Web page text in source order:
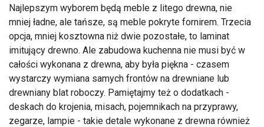
Najlepszym wyborem będą meble z litego drewna, nie
mniej ładne, ale tańsze, są meble pokryte fornirem. Trzecia
opcja, mniej kosztowna niż dwie pozostałe, to laminat
imitujący drewno. Ale zabudowa kuchenna nie musi być w
całości wykonana z drewna, aby była piękna - czasem
wystarczy wymiana samych frontów na drewniane lub
drewniany blat roboczy. Pamiętajmy też o dodatkach -
deskach do krojenia, misach, pojemnikach na przyprawy,
zegarze, lampie - takie detale wykonane z drewna również